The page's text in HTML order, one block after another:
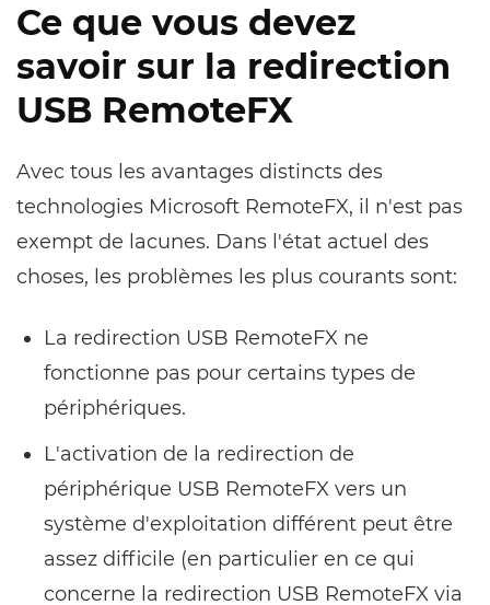
Ce que vous devez
savoir sur la redirection
USB RemoteFX
Avec tous les avantages distincts des
technologies Microsoft RemoteFX, il n'est pas
exempt de lacunes. Dans l'état actuel des
choses, les problèmes les plus courants sont:
La redirection USB RemoteFX ne
fonctionne pas pour certains types de
périphériques.
L'activation de la redirection de
périphérique USB RemoteFX vers un
système d'exploitation différent peut être
assez difficile (en particulier en ce qui
concerne la redirection USB RemoteFX via